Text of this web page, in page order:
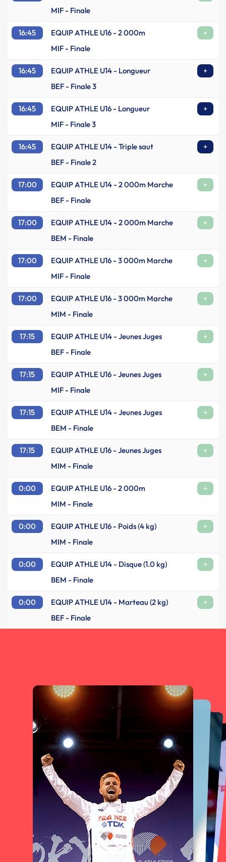
MIF - Finale
16:45 EQUIP ATHLE U16 - 2 000m
+
MIF - Finale
16:45 EQUIP ATHLE U14 - Longueur
+
BEF - Finale 3
16:45 EQUIP ATHLE U16 - Longueur
+
MIF - Finale 3
16:45 EQUIP ATHLE U14 - Triple saut
+
BEF - Finale 2
17:00 EQUIP ATHLE U14 - 2 000m Marche
+
BEF - Finale
17:00 EQUIP ATHLE U14 - 2 000m Marche
+
BEM - Finale
17:00 EQUIP ATHLE U16 - 3 000m Marche
+
MIF - Finale
17:00 EQUIP ATHLE U16 - 3 000m Marche
+
MIM - Finale
17:15 EQUIP ATHLE U14 - Jeunes Juges
+
BEF - Finale
17:15 EQUIP ATHLE U16 - Jeunes Juges
+
MIF - Finale
17:15 EQUIP ATHLE U14 - Jeunes Juges
+
BEM - Finale
17:15 EQUIP ATHLE U16 - Jeunes Juges
+
MIM - Finale
0:00 EQUIP ATHLE U16 - 2 000m
+
MIM - Finale
0:00 EQUIP ATHLE U16 - Poids (4 kg)
+
MIM - Finale
0:00 EQUIP ATHLE U14 - Disque (1.0 kg)
+
BEM - Finale
0:00 EQUIP ATHLE U14 - Marteau (2 kg)
+
BEF - Finale